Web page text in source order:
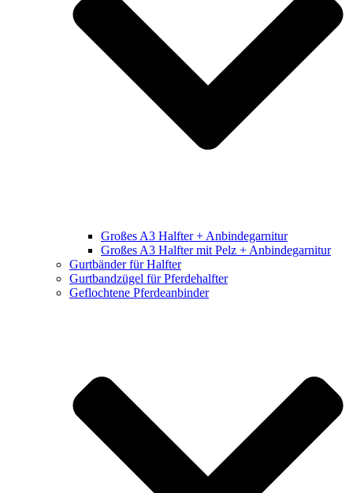
Großes A3 Halfter + Anbindegarnitur
Großes A3 Halfter mit Pelz + Anbindegarnitur
Gurtbänder für Halfter
Gurtbandzügel für Pferdehalfter
Geflochtene Pferdeanbinder